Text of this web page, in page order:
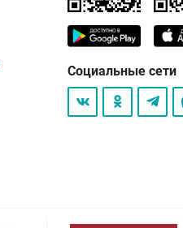
Социальные сети